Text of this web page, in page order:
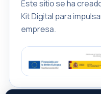
Este sitio se ha
Kit Digital para
empresa.